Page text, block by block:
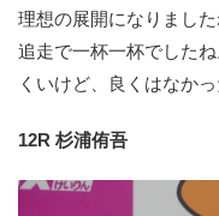
理想の展開になりまし
追走で一杯一杯でした
くいけど、良くはなかっ
12R 杉浦侑吾